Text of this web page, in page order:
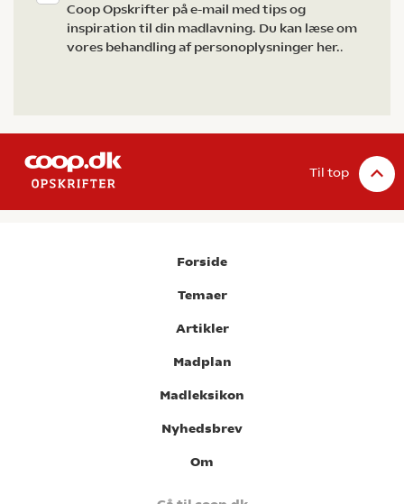
Coop Opskrifter på e-mail med tips og
inspiration til din madlavning. Du kan læse om
vores behandling af personoplysninger her..
Til top
Forside
Temaer
Artikler
Madplan
Madleksikon
Nyhedsbrev
Om